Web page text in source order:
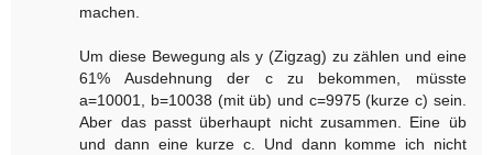
machen.
Um diese Bewegung als y (Zigzag) zu zählen und eine
61% Ausdehnung der c zu bekommen, müsste
a=10001, b=10038 (mit üb) und c=9975 (kurze c) sein.
Aber das passt überhaupt nicht zusammen. Eine üb
und dann eine kurze c. Und dann komme ich nicht